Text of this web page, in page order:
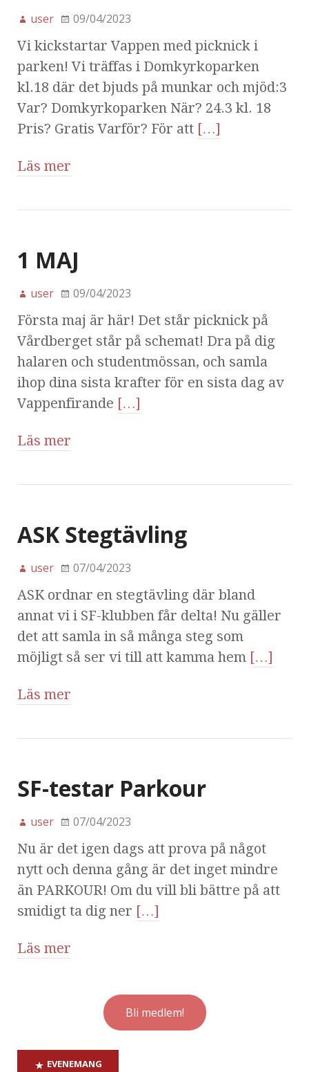
user 09/04/2023
Vi kickstartar Vappen med picknick i
parken! Vi träffas i Domkyrkoparken
kl.18 där det bjuds på munkar och mjöd:3
Var? Domkyrkoparken När? 24.3 kl. 18
Pris? Gratis Varför? För att […]
Läs mer
1 MAJ
user 09/04/2023
Första maj är här! Det står picknick på
Vårdberget står på schemat! Dra på dig
halaren och studentmössan, och samla
ihop dina sista krafter för en sista dag av
Vappenfirande […]
Läs mer
ASK Stegtävling
user 07/04/2023
ASK ordnar en stegtävling där bland
annat vi i SF-klubben får delta! Nu gäller
det att samla in så många steg som
möjligt så ser vi till att kamma hem […]
Läs mer
SF-testar Parkour
user 07/04/2023
Nu är det igen dags att prova på något
nytt och denna gång är det inget mindre
än PARKOUR! Om du vill bli bättre på att
smidigt ta dig ner […]
Läs mer
Bli medlem!
EVENEMANG